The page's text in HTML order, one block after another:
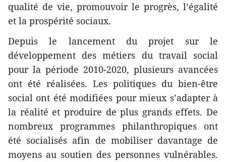
qualité de vie, promouvoir le progrès, l’égalité
et la prospérité sociaux.
Depuis le lancement du projet sur le
développement des métiers du travail social
pour la période 2010-2020, plusieurs avancées
ont été réalisées. Les politiques du bien-être
social ont été modifiées pour mieux s’adapter à
la réalité et produire de plus grands effets. De
nombreux programmes philanthropiques ont
été socialisés afin de mobiliser davantage de
moyens au soutien des personnes vulnérables.